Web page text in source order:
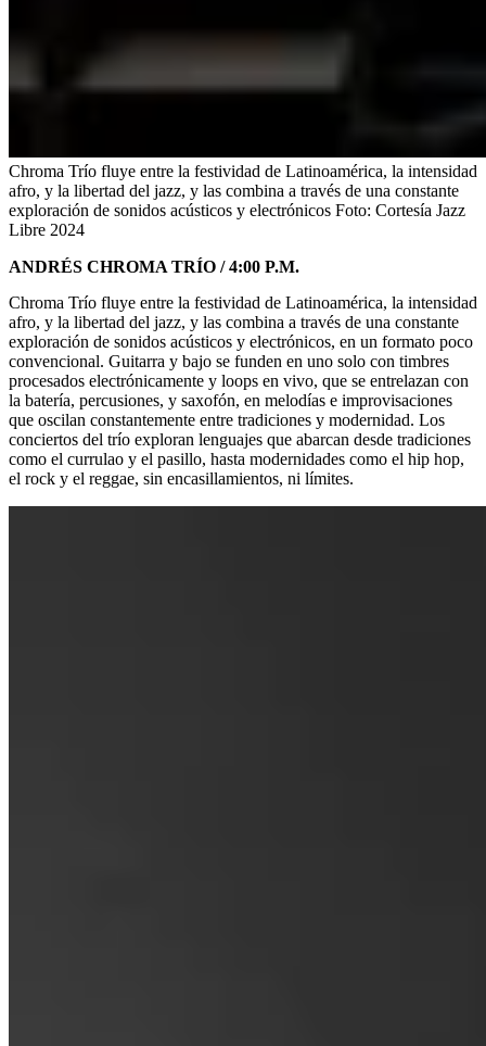
Chroma Trío fluye entre la festividad de Latinoamérica, la intensidad
afro, y la libertad del jazz, y las combina a través de una constante
exploración de sonidos acústicos y electrónicos Foto: Cortesía Jazz
Libre 2024
ANDRÉS CHROMA TRÍO / 4:00 P.M.
Chroma Trío fluye entre la festividad de Latinoamérica, la intensidad
afro, y la libertad del jazz, y las combina a través de una constante
exploración de sonidos acústicos y electrónicos, en un formato poco
convencional. Guitarra y bajo se funden en uno solo con timbres
procesados electrónicamente y loops en vivo, que se entrelazan con
la batería, percusiones, y saxofón, en melodías e improvisaciones
que oscilan constantemente entre tradiciones y modernidad. Los
conciertos del trío exploran lenguajes que abarcan desde tradiciones
como el currulao y el pasillo, hasta modernidades como el hip hop,
el rock y el reggae, sin encasillamientos, ni límites.